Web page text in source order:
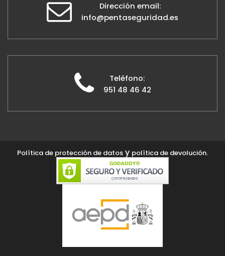
Dirección email:
info@pentaseguridad.es
Teléfono:
951 48 46 42
Política de protección de datos y política de devolución.